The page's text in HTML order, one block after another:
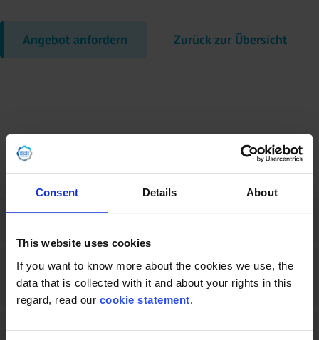
Consent Details About
This website uses cookies
If you want to know more about the cookies we use, the
data that is collected with it and about your rights in this
regard, read our cookie statement.
Angebot anfordern Zurück zur Übersicht
Was bedeuten die Zustände „überholt“, „in gutem Zustand“
und „wie besehen“?
Kann ich Gebrauchtmaschinen vertrauen?